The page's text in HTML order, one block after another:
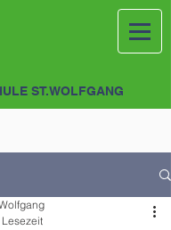
ST.WOLFGANG
Lesezeit